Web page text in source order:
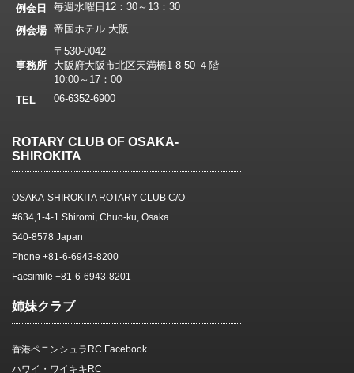
例会日
毎週水曜日12：30～13：30
例会場 帝国ホテル 大阪
事務所
〒530-0042
大阪府大阪市北区天満橋1-8-50 ４階
10:00～17：00
TEL
06-6352-6900
ROTARY CLUB OF OSAKA-
SHIROKITA
OSAKA-SHIROKITA ROTARY CLUB C/O
#634,1-4-1 Shiromi, Chuo-ku, Osaka
540-8578 Japan
Phone +81-6-6943-8200
Facsimile +81-6-6943-8201
姉妹クラブ
香港ペニンシュラRC Facebook
ハワイ・ワイキキRC